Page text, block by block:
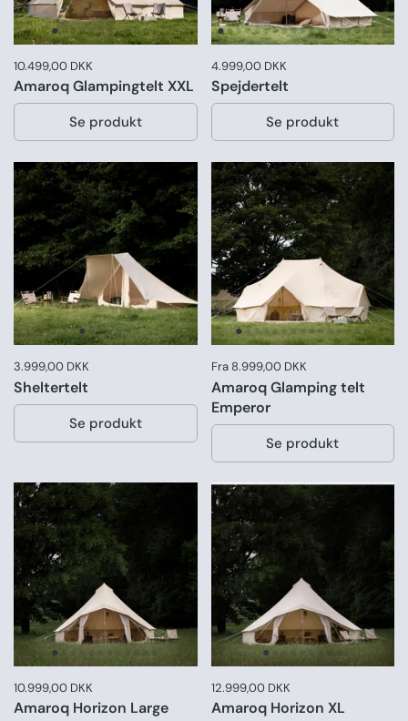
Pris:
10.499,00 DKK
Amaroq Glampingtelt XXL
Se produkt
Pris:
4.999,00 DKK
Spejdertelt
Se produkt
Pris:
3.999,00 DKK
Sheltertelt
Se produkt
Pris:
Fra 8.999,00 DKK
Amaroq Glamping telt
Emperor
Se produkt
Pris:
10.999,00 DKK
Amaroq Horizon Large
Pris:
12.999,00 DKK
Amaroq Horizon XL